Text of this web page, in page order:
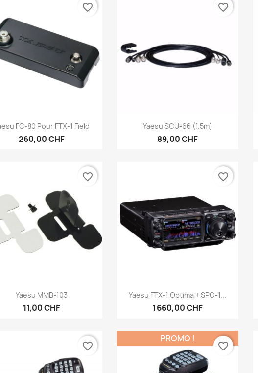
Aperçu rapide
FC-80 Pour FTX-1 Field
260,00 CHF
favorite_border
Aperçu rapide
Yaesu SCU-66 (1.5m)
89,00 CHF
favorite_border
Aperçu rapide
Yaesu MMB-103
11,00 CHF
favorite_border
Aperçu rapide
Yaesu FTX-1 Optima + SPG-1...
1 660,00 CHF
favorite_border
favorite_border
PROMO !
favorite_border